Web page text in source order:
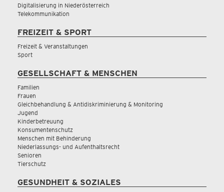
Digitalisierung in Niederösterreich
Telekommunikation
FREIZEIT & SPORT
Freizeit & Veranstaltungen
Sport
GESELLSCHAFT & MENSCHEN
Familien
Frauen
Gleichbehandlung & Antidiskriminierung & Monitoring
Jugend
Kinderbetreuung
Konsumentenschutz
Menschen mit Behinderung
Niederlassungs- und Aufenthaltsrecht
Senioren
Tierschutz
GESUNDHEIT & SOZIALES